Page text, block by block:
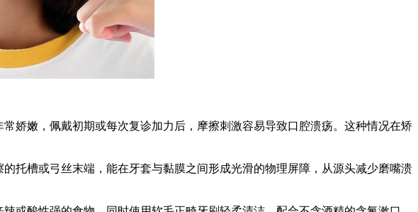
嫩，佩戴初期或每次复诊加力后，摩擦刺激容易导致口腔溃疡。这种情况在矫
槽或弓丝末端，能在牙套与黏膜之间形成光滑的物理屏障，从源头减少磨嘴溃